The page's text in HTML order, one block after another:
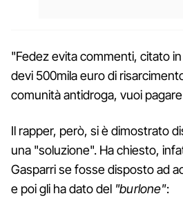
"Fedez evita commenti, citato
devi 500mila euro di
comunità antidroga, vuoi
Il rapper, però, si è dimostrato
una "soluzione". Ha chiesto,
Gasparri se fosse disposto ad
e poi gli ha dato del "burlone":